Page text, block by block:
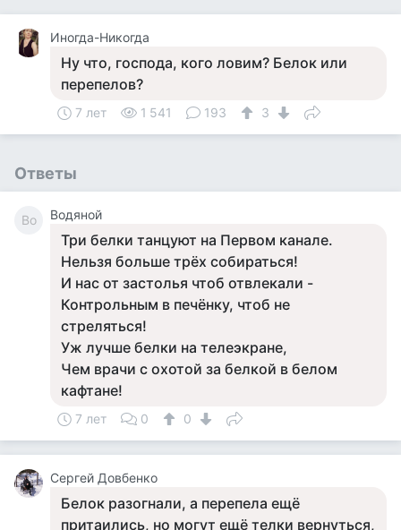
Иногда-Никогда
Ну что, господа, кого ловим? Белок или
перепелов?
7 лет 1 541 193 3
Ответы
Во Водяной
Три белки танцуют на Первом канале.
Нельзя больше трёх собираться!
И нас от застолья чтоб отвлекали -
Контрольным в печёнку, чтоб не
стреляться!
Уж лучше белки на телеэкране,
Чем врачи с охотой за белкой в белом
кафтане!
7 лет 0 0
Сергей Довбенко
Белок разогнали, а перепела ещё
притаились, но могут ещё телки вернуться,